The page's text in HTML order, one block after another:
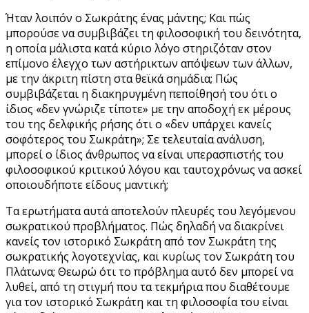
Ήταν λοιπόν ο Σωκράτης ένας μάντης; Και πώς
μπορούσε να συμβιβάζει τη φιλοσοφική του δεινότητα,
η οποία μάλιστα κατά κύριο λόγο στηριζόταν στον
επίμονο έλεγχο των αστήρικτων απόψεων των άλλων,
με την άκριτη πίστη στα θεϊκά σημάδια; Πώς
συμβιβάζεται η διακηρυγμένη πεποίθησή του ότι ο
ίδιος «δεν γνώριζε τίποτε» με την αποδοχή εκ μέρους
του της δελφικής ρήσης ότι ο «δεν υπάρχει κανείς
σοφότερος του Σωκράτη»; Σε τελευταία ανάλυση,
μπορεί ο ίδιος άνθρωπος να είναι υπερασπιστής του
φιλοσοφικού κριτικού λόγου και ταυτοχρόνως να ασκεί
οποιουδήποτε είδους μαντική;
Τα ερωτήματα αυτά αποτελούν πλευρές του λεγόμενου
σωκρατικού προβλήματος. Πώς δηλαδή να διακρίνει
κανείς τον ιστορικό Σωκράτη από τον Σωκράτη της
σωκρατικής λογοτεχνίας, και κυρίως τον Σωκράτη του
Πλάτωνα; Θεωρώ ότι το πρόβλημα αυτό δεν μπορεί να
λυθεί, από τη στιγμή που τα τεκμήρια που διαθέτουμε
για τον ιστορικό Σωκράτη και τη φιλοσοφία του είναι